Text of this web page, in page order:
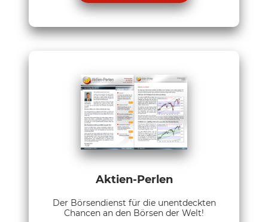
Aktien-Perlen
Der Börsendienst für die unentdeckten
Chancen an den Börsen der Welt!